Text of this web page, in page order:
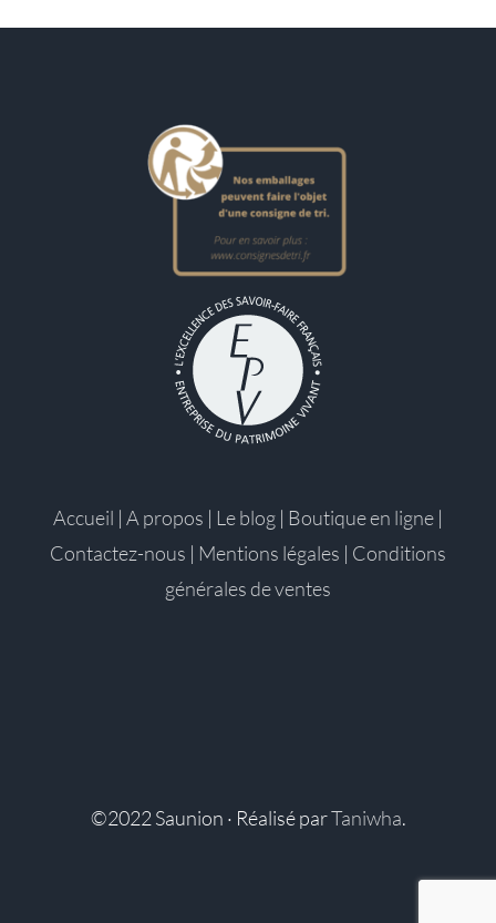
Accueil | A propos | Le blog | Boutique en ligne |
Contactez-nous | Mentions légales | Conditions
générales de ventes
©2022 Saunion · Réalisé parTaniwha.